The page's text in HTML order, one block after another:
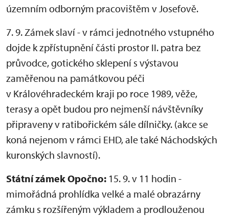
územním odborným pracovištěm v Josefově.
7. 9. Zámek slaví - v rámci jednotného vstupného
dojde k zpřístupnění části prostor II. patra bez
průvodce, gotického sklepení s výstavou
zaměřenou na památkovou péči
v Královéhradeckém kraji po roce 1989, věže,
terasy a opět budou pro nejmenší návštěvníky
připraveny v ratibořickém sále dílničky. (akce se
koná nejenom v rámci EHD, ale také Náchodských
kuronských slavností).
Státní zámek Opočno: 15. 9. v 11 hodin -
mimořádná prohlídka velké a malé obrazárny
zámku s rozšířeným výkladem a prodlouženou